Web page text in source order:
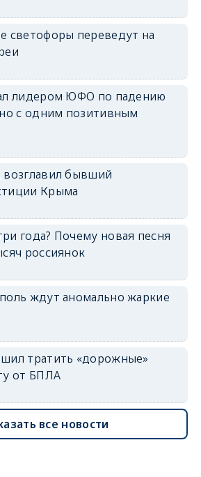
светофоры переведут на
лидером ЮФО по падению
с одним позитивным
бывший
Крыма
года? Почему новая песня
россиянок
ждут аномально жаркие
тратить «дорожные»
от БПЛА
все новости